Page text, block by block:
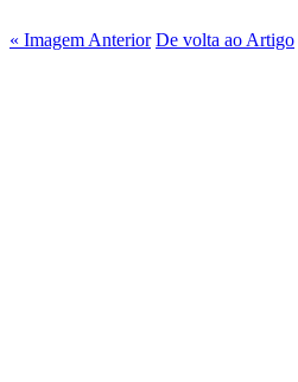
« Imagem Anterior De volta ao Artigo